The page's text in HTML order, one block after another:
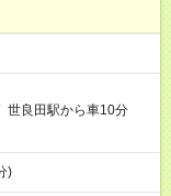
世良田駅から車10分
)